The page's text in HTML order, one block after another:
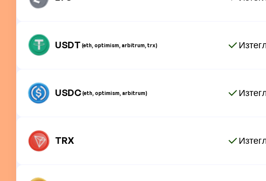
USDT (eth, optimism, arbitrum, trx)
USDC(eth, optimism, arbitrum)
TRX